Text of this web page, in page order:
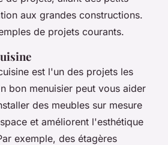
aux grandes constructions.
de projets courants.
est l'un des projets les
bon menuisier peut vous aider
des meubles sur mesure
et améliorent l'esthétique
exemple, des étagères